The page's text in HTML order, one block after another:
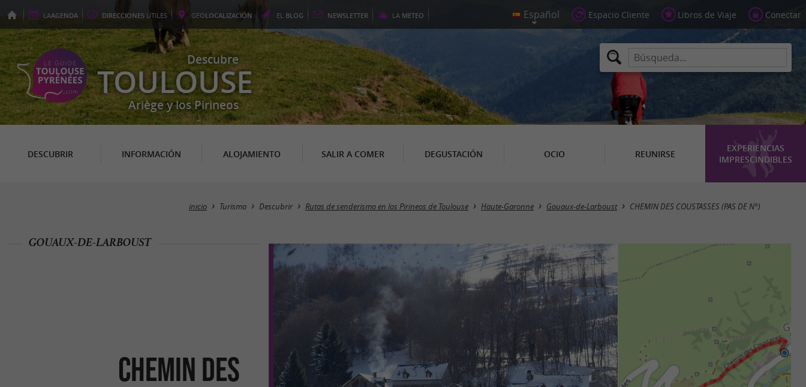
LAAGENDA DIRECCIONES ÚTILES GEOLOCALIZACIÓN EL BLOG NEWSLETTER LA METEO Espacio Cliente Libros de Viaje Conectar
Descubre
TOULOUSE
Ariège y los Pirineos
DESCUBRIR INFORMACIÓN ALOJAMIENTO SALIR A COMER DEGUSTACIÓN OCIO REUNIRSE
EXPERIENCIAS
IMPRESCINDIBLES
inicio Turismo Descubrir Rutas de senderismo en los Pirineos de Toulouse Haute-Garonne Gouaux-de-Larboust CHEMIN DES COUSTASSES (PAS DE N°)
CHEMIN DES
GOUAUX-DE-LARBOUST